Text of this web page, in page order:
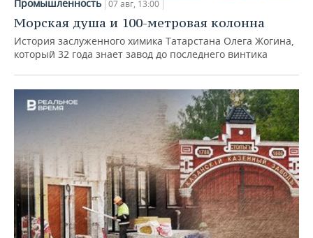
Промышленность 07 авг, 13:00
Морская душа и 100-метровая колонна
История заслуженного химика Татарстана Олега Жогина,
который 32 года знает завод до последнего винтика